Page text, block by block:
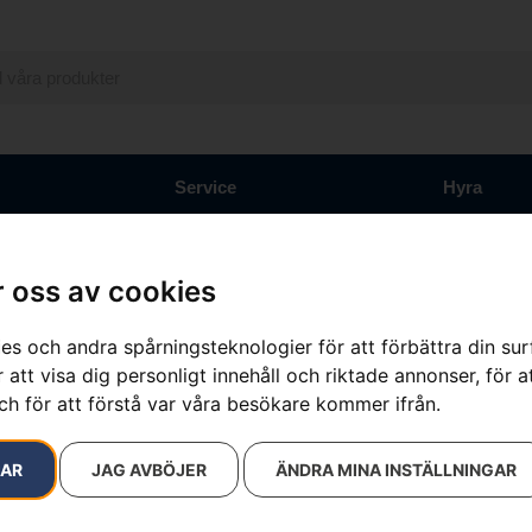
oss av cookies
och andra spårningsteknologier för att förbättra din
visa dig personligt innehåll och riktade annonser, för
för att förstå var våra besökare kommer ifrån.
JAG AVBÖJER ÄNDRA MINA INSTÄLLNINGAR
Service Hyra